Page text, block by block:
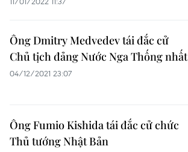
Ông Dmitry Medvedev tái đắc cử
Chủ tịch đảng Nước Nga Thống nhất
04/12/2021 23:07
Ông Fumio Kishida tái đắc cử chức
Thủ tướng Nhật Bản